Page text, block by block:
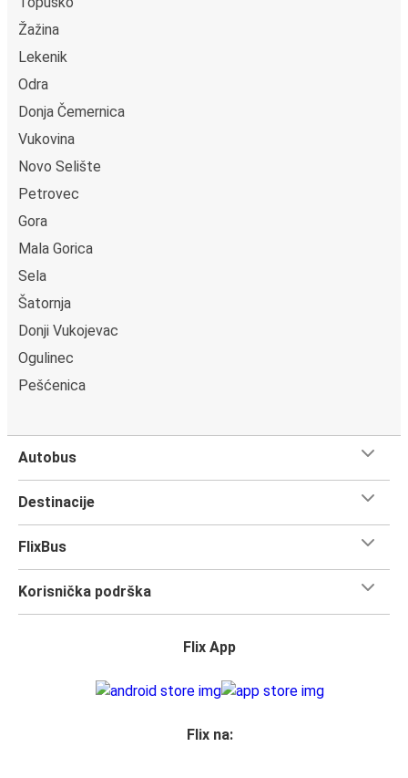
Žažina
Lekenik
Odra
Donja Čemernica
Vukovina
Novo Selište
Petrovec
Gora
Mala Gorica
Sela
Šatornja
Donji Vukojevac
Ogulinec
Pešćenica
Autobus
Destinacije
FlixBus
Korisnička podrška
Flix App
Flix na: